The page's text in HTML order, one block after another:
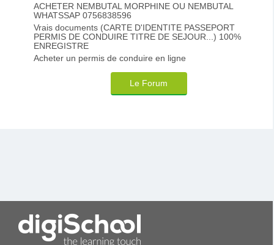
ACHETER NEMBUTAL MORPHINE OU NEMBUTAL
WHATSSAP 0756838596
Vrais documents (CARTE D'IDENTITE PASSEPORT
PERMIS DE CONDUIRE TITRE DE SEJOUR...) 100%
ENREGISTRE
Acheter un permis de conduire en ligne
Le Forum